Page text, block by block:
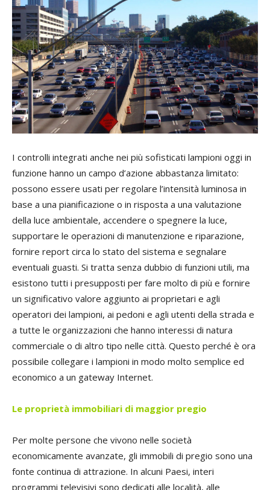
I controlli integrati anche nei più sofisticati lampioni oggi in
funzione hanno un campo d’azione abbastanza limitato:
possono essere usati per regolare l’intensità luminosa in
base a una pianificazione o in risposta a una valutazione
della luce ambientale, accendere o spegnere la luce,
supportare le operazioni di manutenzione e riparazione,
fornire report circa lo stato del sistema e segnalare
eventuali guasti. Si tratta senza dubbio di funzioni utili, ma
esistono tutti i presupposti per fare molto di più e fornire
un significativo valore aggiunto ai proprietari e agli
operatori dei lampioni, ai pedoni e agli utenti della strada e
a tutte le organizzazioni che hanno interessi di natura
commerciale o di altro tipo nelle città. Questo perché è ora
possibile collegare i lampioni in modo molto semplice ed
economico a un gateway Internet.
Le proprietà immobiliari di maggior pregio
Per molte persone che vivono nelle società
economicamente avanzate, gli immobili di pregio sono una
fonte continua di attrazione. In alcuni Paesi, interi
programmi televisivi sono dedicati alle località, alle